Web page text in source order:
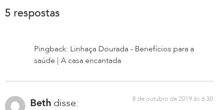
5 respostas
Pingback: Linhaça Dourada - Benefícios para a
saúde | A casa encantada
Beth disse: 8 de outubro de 2019 às 6:30